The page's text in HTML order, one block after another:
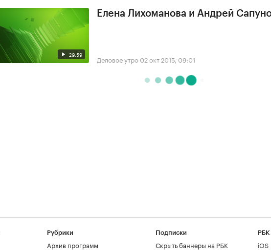
29:59
Елена Лихоманова и Андрей
Деловое утро 02 окт 2015, 09:01
Рубрики
Архив программ
Подписки
Скрыть баннеры на РБК
РБК
iOS